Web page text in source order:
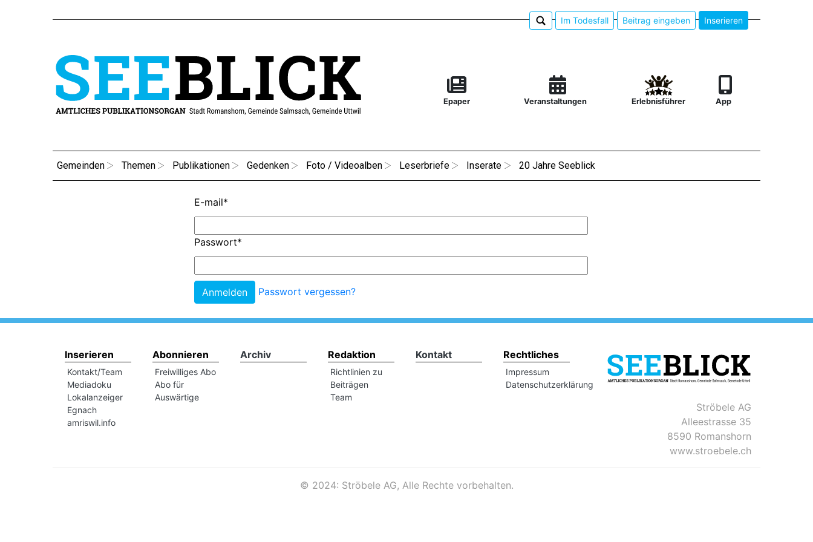
Im Todesfall Beitrag eingeben Inserieren
Epaper Veranstaltungen Erlebnisführer App
Gemeinden Themen Publikationen Gedenken Foto / Videoalben Leserbriefe Inserate 20 Jahre Seeblick
E-mail*
Passwort*
Passwort vergessen?
Inserieren
Kontakt/Team
Mediadoku
Lokalanzeiger
Egnach
amriswil.info
Abonnieren
Freiwilliges Abo
Abo für
Auswärtige
Archiv Redaktion
Richtlinien zu
Beiträgen
Team
Kontakt Rechtliches
Impressum
Datenschutzerklärung
Ströbele AG
Alleestrasse 35
8590 Romanshorn
www.stroebele.ch
© 2024: Ströbele AG, Alle Rechte vorbehalten.